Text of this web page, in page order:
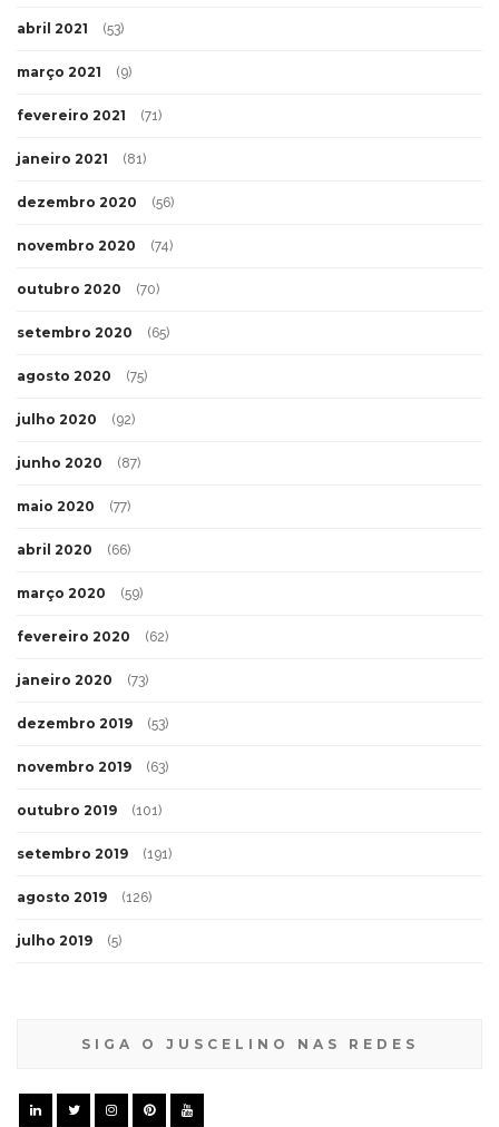
abril 2021 (53)
março 2021 (9)
fevereiro 2021 (71)
janeiro 2021 (81)
dezembro 2020 (56)
novembro 2020 (74)
outubro 2020 (70)
setembro 2020 (65)
agosto 2020 (75)
julho 2020 (92)
junho 2020 (87)
maio 2020 (77)
abril 2020 (66)
março 2020 (59)
fevereiro 2020 (62)
janeiro 2020 (73)
dezembro 2019 (53)
novembro 2019 (63)
outubro 2019 (101)
setembro 2019 (191)
agosto 2019 (126)
julho 2019 (5)
SIGA O JUSCELINO NAS REDES